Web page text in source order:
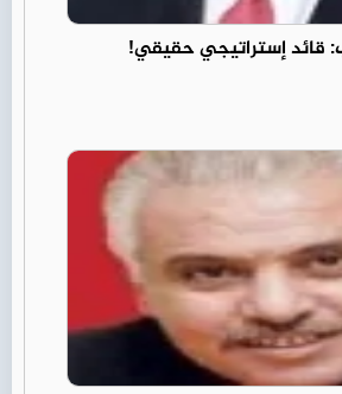
قائد إستراتيجي حقيقي!